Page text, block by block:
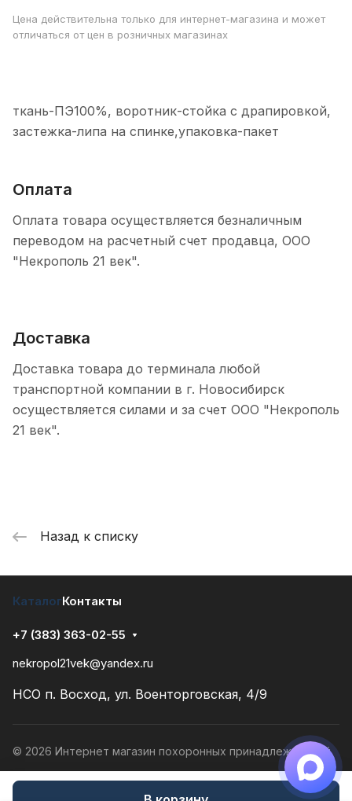
Цена действительна только для интернет-магазина и может
отличаться от цен в розничных магазинах
ткань-ПЭ100%, воротник-стойка с драпировкой,
застежка-липа на спинке,упаковка-пакет
Оплата
Оплата товара осуществляется безналичным
переводом на расчетный счет продавца, ООО
"Некрополь 21 век".
Доставка
Доставка товара до терминала любой
транспортной компании в г. Новосибирск
осуществляется силами и за счет ООО "Некрополь
21 век".
Назад к списку
КаталогКонтакты
+7 (383) 363-02-55
nekropol21vek@yandex.ru
НСО п. Восход, ул. Военторговская, 4/9
© 2026 Интернет магазин похоронных принадлежностей
Конфиденциальность Разработано в